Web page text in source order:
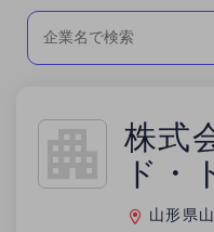
株式
ド・
山形県